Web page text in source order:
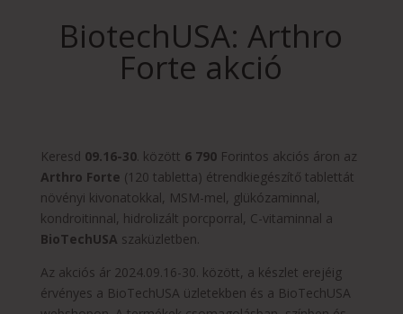
BiotechUSA: Arthro
Forte akció
Keresd 09.16-30. között 6 790Forintos akciós áron az
Arthro Forte (120 tabletta) étrendkiegészítő tablettát
növényi kivonatokkal, MSM-mel, glükózaminnal,
kondroitinnal, hidrolizált porcporral, C-vitaminnal a
BioTechUSA szaküzletben.
Az akciós ár 2024.09.16-30. között, a készlet erejéig
érvényes a BioTechUSA üzletekben és a BioTechUSA